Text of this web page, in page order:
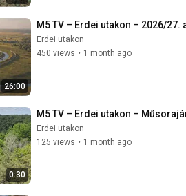
26:00
M5 TV – Erdei utakon – 2026/27.
Erdei utakon
450 views • 1 month ago
0:30
M5 TV – Erdei utakon –
Erdei utakon
125 views • 1 month ago